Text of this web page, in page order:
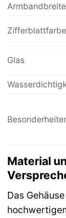
Armbandbreite
Zifferblattfarbe
Glas
Material
Das